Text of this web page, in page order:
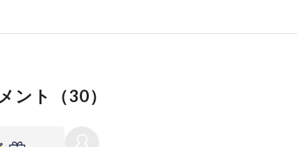
ント（30）